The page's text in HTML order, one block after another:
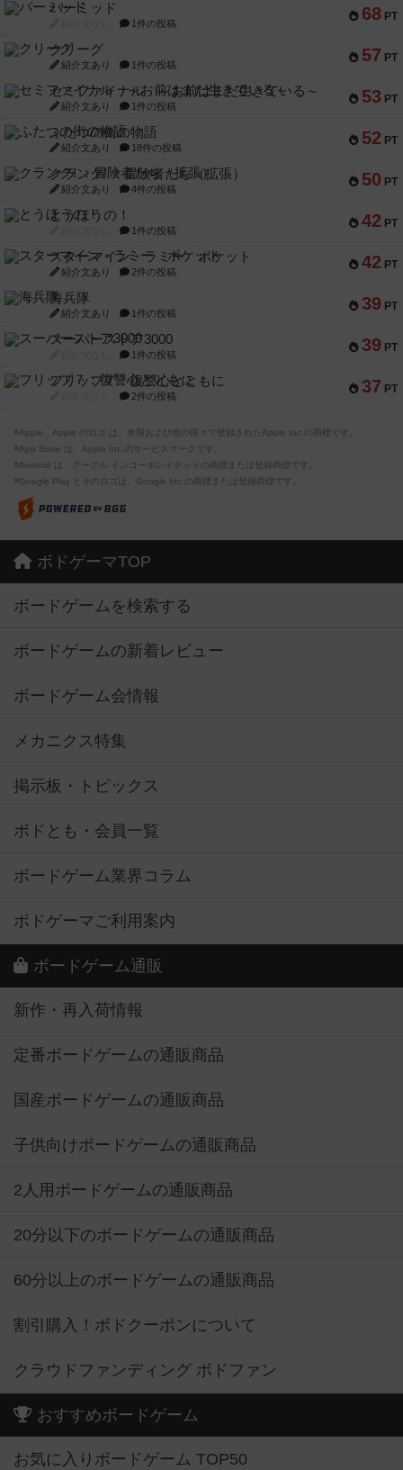
68 PT
パーミッド
1件の投稿
57 PT
クリーグ
紹介文あり 1件の投稿
53 PT
セミファイナル ～お前はまだ生きている～
紹介文あり 1件の投稿
52 PT
ふたつの街の物語
紹介文あり 18件の投稿
50 PT
クランク! ：冒険者たち（拡張）
紹介文あり 4件の投稿
42 PT
とうほうの！
1件の投稿
42 PT
スターマイン・ラミー ポケット
紹介文あり 2件の投稿
39 PT
海兵隊
紹介文あり 1件の投稿
39 PT
スーパーストア3000
1件の投稿
37 PT
フリップ７：復讐心とともに
2件の投稿
※Apple、Apple のロゴ は、米国および他の国々で登録されたApple Inc.の商標です。
※App Store は、Apple Inc.のサービスマークです。
※Android は、グーグル インコーポレイテッドの商標または登録商標です。
※Google Play とそのロゴは、Google Inc.の商標または登録商標です。
ボドゲーマTOP
ボードゲームを検索する
ボードゲームの新着レビュー
ボードゲーム会情報
メカニクス特集
掲示板・トピックス
ボドとも・会員一覧
ボードゲーム業界コラム
ボドゲーマご利用案内
ボードゲーム通販
新作・再入荷情報
定番ボードゲームの通販商品
国産ボードゲームの通販商品
子供向けボードゲームの通販商品
2人用ボードゲームの通販商品
20分以下のボードゲームの通販商品
60分以上のボードゲームの通販商品
割引購入！ボドクーポンについて
クラウドファンディング ボドファン
おすすめボードゲーム
お気に入りボードゲーム TOP50